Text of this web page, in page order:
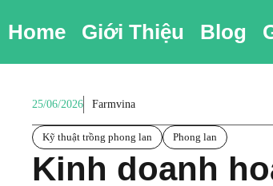
đếnHome Giới Thiệu Blog
25/06/2026 Farmvina
Kỹ thuật trồng phong lan Phong lan
Kinh doanh